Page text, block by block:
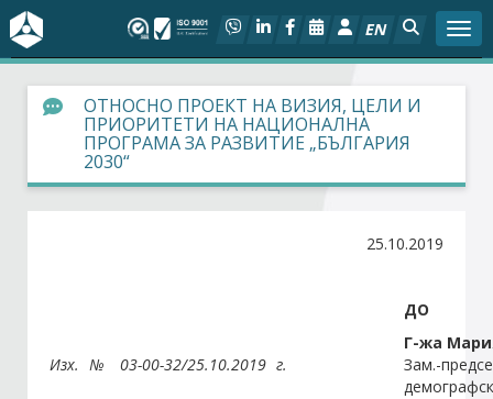
EN
За БСК
На фокус
Актуално
ОТНОСНО ПРОЕКТ НА ВИЗИЯ, ЦЕЛИ И
ПРИОРИТЕТИ НА НАЦИОНАЛНА
ПРОГРАМА ЗА РАЗВИТИЕ „БЪЛГАРИЯ
2030“
25.10.2019
Изх. № 03-00-32/25.10.2019 г.
ДО
Г-жа
Зам.-